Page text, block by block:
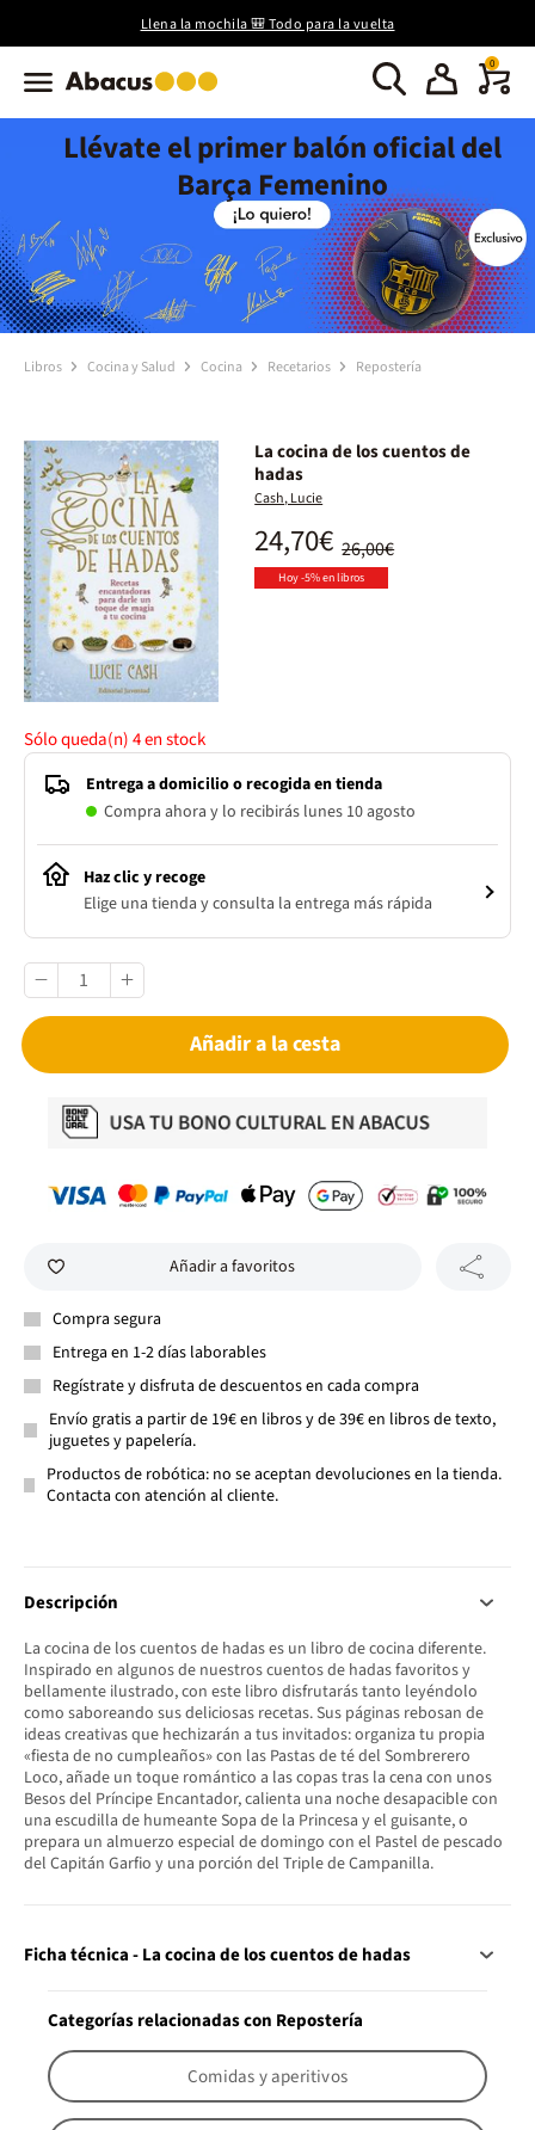
Llena la mochila 🎒 Todo para la vuelta
0
Llévate el primer balón oficial del
Barça Femenino
Libros Cocina y Salud Cocina Recetarios Repostería
La cocina de los cuentos de
hadas
Cash, Lucie
26,00€
24,70€
Hoy -5% en libros
Sólo queda(n)4en stock
Entrega a domicilio o recogida en tienda
Compra ahora y lo recibirás lunes 10 agosto
Haz clic y recoge
Elige una tienda y consulta la entrega más rápida
Añadir a la cesta
Añadir a favoritos
Compra segura
Entrega en 1-2 días laborables
Regístrate y disfruta de descuentos en cada compra
Envío gratis a partir de 19€ en libros y de 39€ en libros de texto,
juguetes y papelería.
Productos de robótica: no se aceptan devoluciones en la tienda.
Contacta con atención al cliente.
Descripción
La cocina de los cuentos de hadas es un libro de cocina diferente.
Inspirado en algunos de nuestros cuentos de hadas favoritos y
bellamente ilustrado, con este libro disfrutarás tanto leyéndolo
como saboreando sus deliciosas recetas. Sus páginas rebosan de
ideas creativas que hechizarán a tus invitados: organiza tu propia
«fiesta de no cumpleaños» con las Pastas de té del Sombrerero
Loco, añade un toque romántico a las copas tras la cena con unos
Besos del Príncipe Encantador, calienta una noche desapacible con
una escudilla de humeante Sopa de la Princesa y el guisante, o
prepara un almuerzo especial de domingo con el Pastel de pescado
del Capitán Garfio y una porción del Triple de Campanilla.
Ficha técnica - La cocina de los cuentos de hadas
Categorías relacionadas con Repostería
Comidas y aperitivos